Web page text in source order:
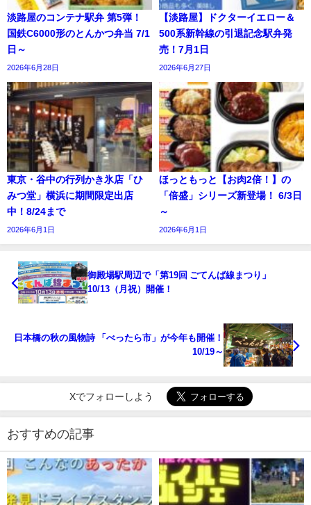
淡路屋のコンテナ駅弁 第5弾！
国鉄C6000形のとんかつ弁当 7/1
日～
2026年6月28日
【淡路屋】ドクターイエロー＆
500系新幹線の引退記念駅弁発
売！7月1日
2026年6月27日
東京・谷中の行列かき氷店「ひ
みつ堂」横浜に期間限定出店
中！8/24まで
2026年6月1日
ほっともっと【お肉2倍！】の
「倍盛」シリーズ新登場！ 6/3日
～
2026年6月1日
御殿場駅周辺で「第19回 ごてんば線まつり」
10/13（月祝）開催！
日本橋の秋の風物詩 「べったら市」が今年も開催！
10/19～
Xでフォローしよう
おすすめの記事